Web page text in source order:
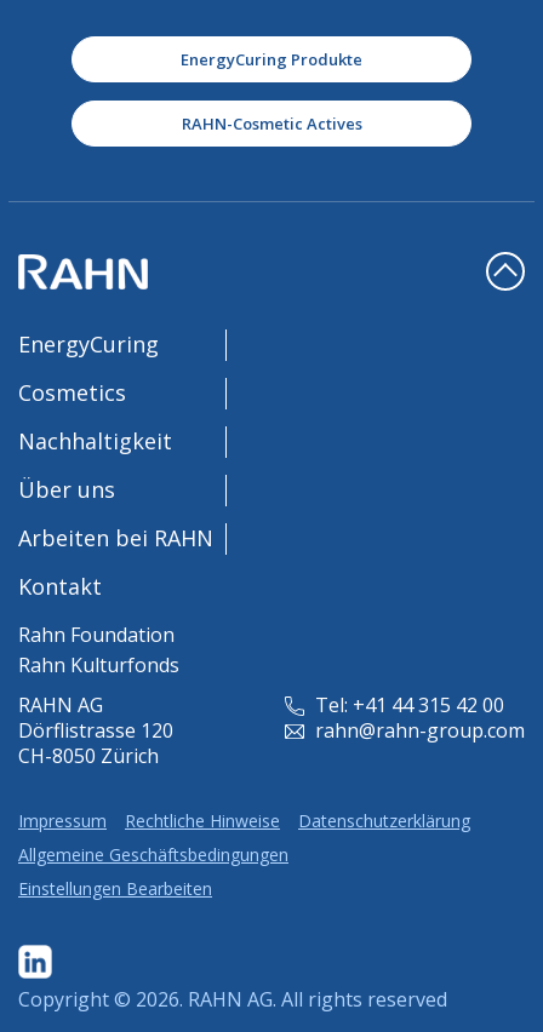
EnergyCuring Produkte
RAHN-Cosmetic Actives
RAHN AG
Dörflistrasse 120
CH-8050 Zürich
Tel: +41 44 315 42 00
rahn@rahn-group.com
EnergyCuring
Cosmetics
Nachhaltigkeit
Über uns
Arbeiten bei RAHN
Kontakt
Rahn Foundation
Rahn Kulturfonds
Impressum Rechtliche Hinweise
Datenschutzerklärung
Allgemeine Geschäftsbedingungen
Einstellungen Bearbeiten
Copyright © 2026. RAHN AG. All rights reserved